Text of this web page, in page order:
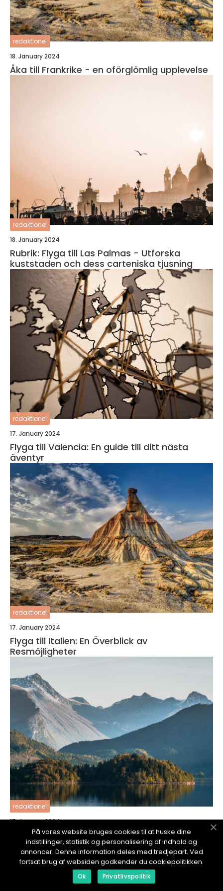
redaktionel
18. January 2024
Åka till Frankrike - en oförglömlig upplevelse
redaktionel
18. January 2024
Rubrik: Flyga till Las Palmas - Utforska
kuststaden och dess carteniska tjusning
redaktionel
17. January 2024
Flyga till Valencia: En guide till ditt nästa
äventyr
redaktionel
17. January 2024
Flyga till Italien: En Överblick av
Resmöjligheter
redaktionel
17. January 2024
Åka till Italien: En fantastisk resa till ett
magiskt land
På vores website bruges cookies til at huske dine
indstillinger, statistik og personalisering af indhold og
annoncer. Denne information deles med tredjepart. Ved
fortsat brug af websiden godkender du cookiepolitikken.
Ok Privatlivspolitik